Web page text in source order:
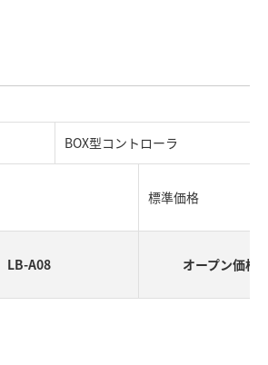
BOX型コントローラ
標準価格
LB-A08 オープン価格